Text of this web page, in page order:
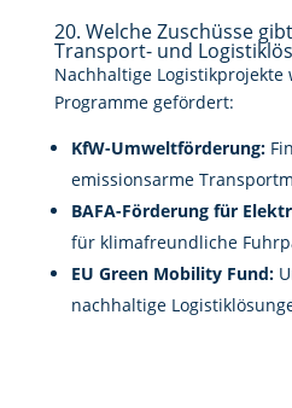
20. Welche Zuschüsse
Transport- und
Nachhaltige
Programme gefördert:
KfW-Umweltförderung:
emissionsarme
BAFA-Förderung für
für klimafreundliche
EU Green Mobility Fund:
nachhaltige